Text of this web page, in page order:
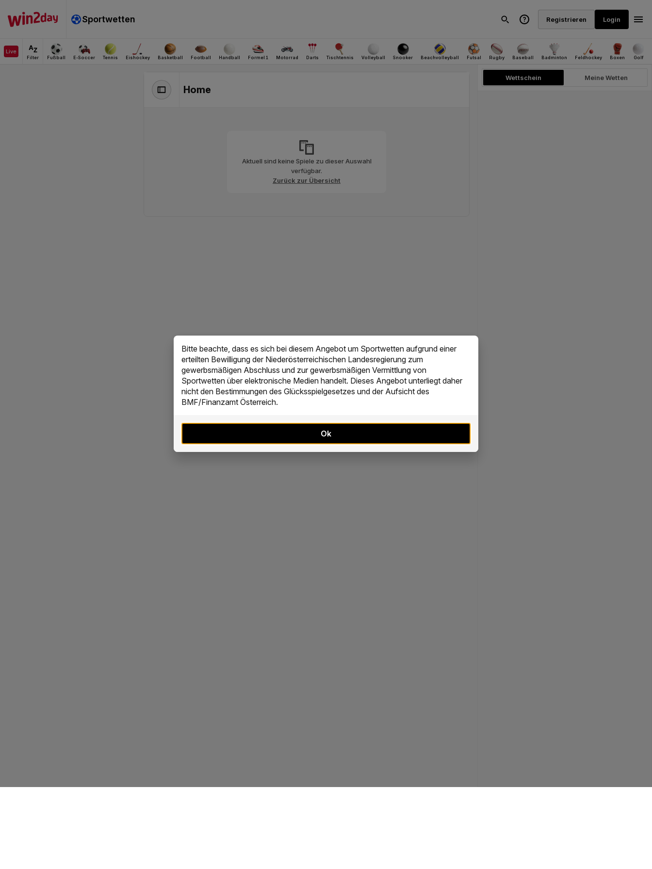
Bitte beachte, dass es sich bei diesem Angebot um Sportwetten aufgrund einer
erteilten Bewilligung der Niederösterreichischen Landesregierung zum
gewerbsmäßigen Abschluss und zur gewerbsmäßigen Vermittlung von
Sportwetten über elektronische Medien handelt. Dieses Angebot unterliegt daher
nicht den Bestimmungen des Glücksspielgesetzes und der Aufsicht des
BMF/Finanzamt Österreich.
Ok
Aktuell sind keine Spiele zu dieser Auswahl
verfügbar.
Zurück zur Übersicht